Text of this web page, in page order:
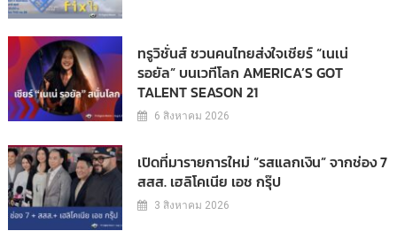
ทรูวิชั่นส์ ชวนคนไทยส่งใจเชียร์ “เนเน่
รอยัล” บนเวทีโลก AMERICA’S GOT
TALENT SEASON 21
6 สิงหาคม 2026
เปิดที่มารายการใหม่ “รสแลกเงิน” จากช่อง 7
สสส. เฮลิโคเนีย เอช กรุ๊ป
3 สิงหาคม 2026